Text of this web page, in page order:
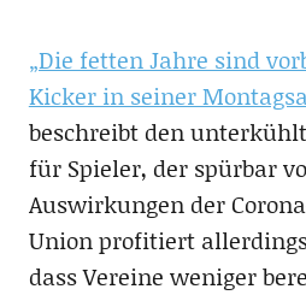
„Die fetten Jahre sind
Kicker in seiner
beschreibt den
für Spieler, der spürbar
Auswirkungen der
Union profitiert
dass Vereine weniger